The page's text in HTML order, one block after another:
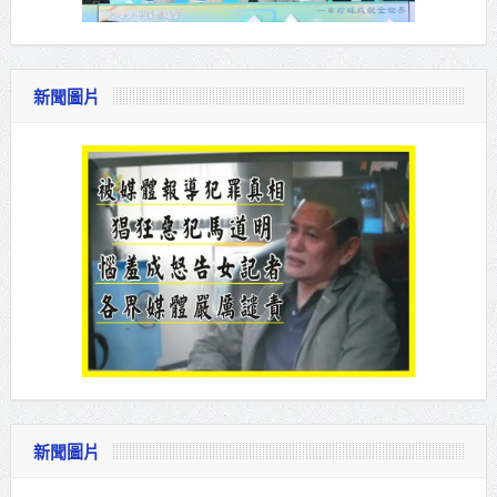
新聞圖片
新聞圖片